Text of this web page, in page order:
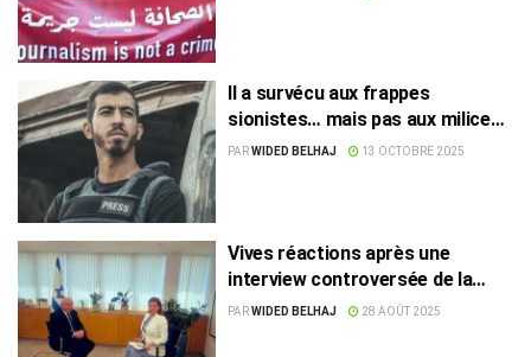
Il a survécu aux frappes
sionistes… mais pas aux milices
à Gaza !
PARWIDED BELHAJ 13 OCTOBRE 2025
Vives réactions après une
interview controversée de la
journaliste tunisienne Rim
PARWIDED BELHAJ 28 AOÛT 2025